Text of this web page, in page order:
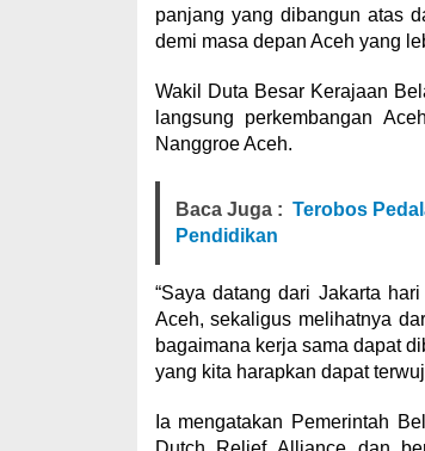
panjang yang dibangun atas
demi masa depan Aceh yang
Wakil Duta Besar Kerajaan
langsung perkembangan
Nanggroe Aceh.
Baca Juga : Terobos
Pendidikan
“Saya datang dari Jakarta
Aceh, sekaligus melihatnya
bagaimana kerja sama dapat
yang kita harapkan dapat
Ia mengatakan Pemerintah